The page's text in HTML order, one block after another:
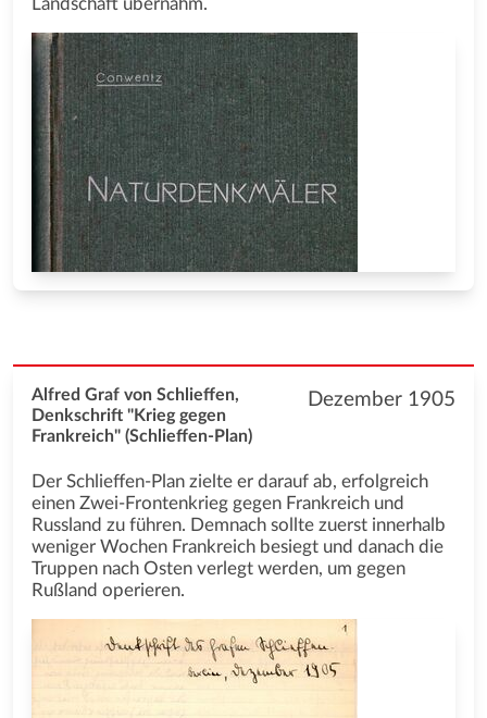
Landschaft übernahm.
Dezember 1905
Alfred Graf von Schlieffen,
Denkschrift "Krieg gegen
Frankreich" (Schlieffen-Plan)
Der Schlieffen-Plan zielte er darauf ab, erfolgreich
einen Zwei-Frontenkrieg gegen Frankreich und
Russland zu führen. Demnach sollte zuerst innerhalb
weniger Wochen Frankreich besiegt und danach die
Truppen nach Osten verlegt werden, um gegen
Rußland operieren.